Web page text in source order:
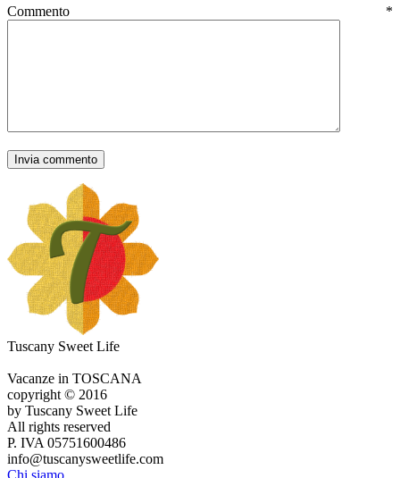
Commento *
Tuscany Sweet Life
Vacanze in TOSCANA
copyright © 2016
by Tuscany Sweet Life
All rights reserved
P. IVA 05751600486
info@tuscanysweetlife.com